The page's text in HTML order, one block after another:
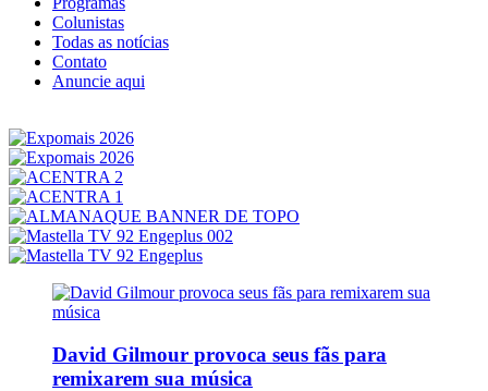
Colunistas
Todas as notícias
Contato
Anuncie aqui
David Gilmour provoca seus fãs para
remixarem sua música